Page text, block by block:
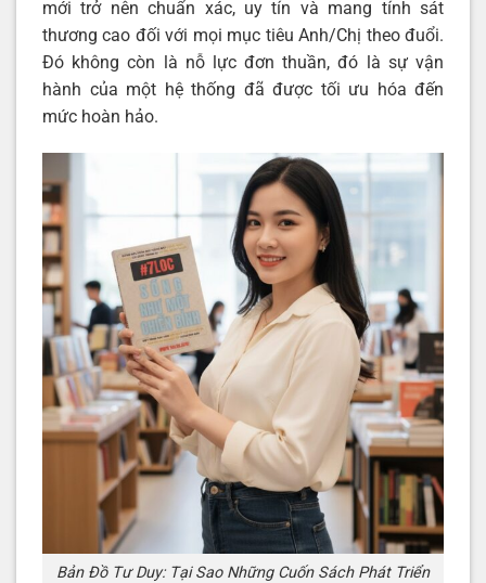
mới trở nên chuẩn xác, uy tín và mang tính sát
thương cao đối với mọi mục tiêu Anh/Chị theo đuổi.
Đó không còn là nỗ lực đơn thuần, đó là sự vận
hành của một hệ thống đã được tối ưu hóa đến
mức hoàn hảo.
Bản Đồ Tư Duy: Tại Sao Những Cuốn Sách Phát Triển